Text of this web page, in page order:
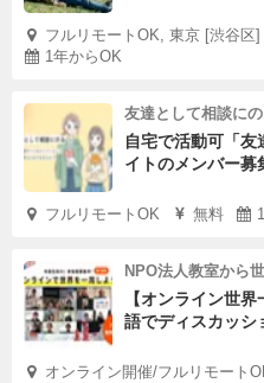
フルリモートOK, 東京 [渋谷区]
1年からOK
友達として相談にの
自宅で活動可「
イトのメンバー募
フルリモートOK 無料
NPO法人教室から
【オンライン世
語でディスカッシ
オンライン開催/フルリモート